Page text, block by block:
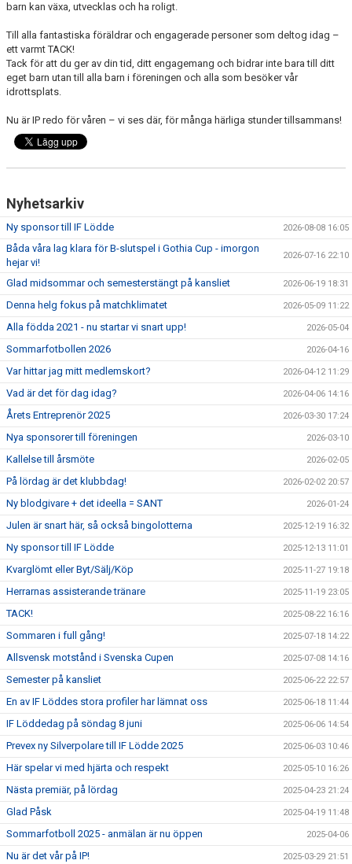
barn kan växa, utvecklas och ha roligt.
Till alla fantastiska föräldrar och engagerade personer som deltog idag –
ett varmt TACK!
Tack för att du ger av din tid, ditt engagemang och bidrar inte bara till ditt
eget barn utan till alla barn i föreningen och alla som besöker vår
idrottsplats.
Nu är IP redo för våren – vi ses där, för många härliga stunder tillsammans!
Nyhetsarkiv
Ny sponsor till IF Lödde 2026-08-08 16:05
Båda våra lag klara för B-slutspel i Gothia Cup - imorgon
hejar vi!
2026-07-16 22:10
Glad midsommar och semesterstängt på kansliet 2026-06-19 18:31
Denna helg fokus på matchklimatet 2026-05-09 11:22
Alla födda 2021 - nu startar vi snart upp! 2026-05-04
Sommarfotbollen 2026 2026-04-16
Var hittar jag mitt medlemskort? 2026-04-12 11:29
Vad är det för dag idag? 2026-04-06 14:16
Årets Entreprenör 2025 2026-03-30 17:24
Nya sponsorer till föreningen 2026-03-10
Kallelse till årsmöte 2026-02-05
På lördag är det klubbdag! 2026-02-02 20:57
Ny blodgivare + det ideella = SANT 2026-01-24
Julen är snart här, så också bingolotterna 2025-12-19 16:32
Ny sponsor till IF Lödde 2025-12-13 11:01
Kvarglömt eller Byt/Sälj/Köp 2025-11-27 19:18
Herrarnas assisterande tränare 2025-11-19 23:05
TACK! 2025-08-22 16:16
Sommaren i full gång! 2025-07-18 14:22
Allsvensk motstånd i Svenska Cupen 2025-07-08 14:16
Semester på kansliet 2025-06-22 22:57
En av IF Löddes stora profiler har lämnat oss 2025-06-18 11:44
IF Löddedag på söndag 8 juni 2025-06-06 14:54
Prevex ny Silverpolare till IF Lödde 2025 2025-06-03 10:46
Här spelar vi med hjärta och respekt 2025-05-10 16:26
Nästa premiär, på lördag 2025-04-23 21:24
Glad Påsk 2025-04-19 11:48
Sommarfotboll 2025 - anmälan är nu öppen 2025-04-06
Nu är det vår på IP! 2025-03-29 21:51